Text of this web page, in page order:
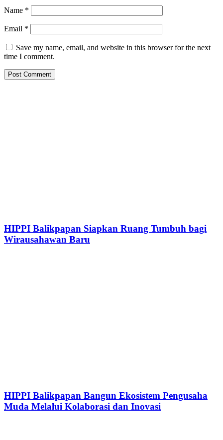
Name *
Email *
Save my name, email, and website in this browser for the next
time I comment.
HIPPI Balikpapan Siapkan Ruang Tumbuh bagi
Wirausahawan Baru
HIPPI Balikpapan Bangun Ekosistem Pengusaha
Muda Melalui Kolaborasi dan Inovasi